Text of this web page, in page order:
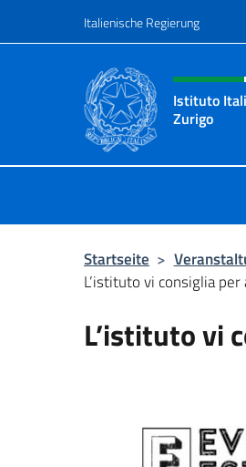
Italienische Regierung
Header-Site,
Istituto
Zurigo
Startseite >
L’istituto vi consiglia
L’istituto vi